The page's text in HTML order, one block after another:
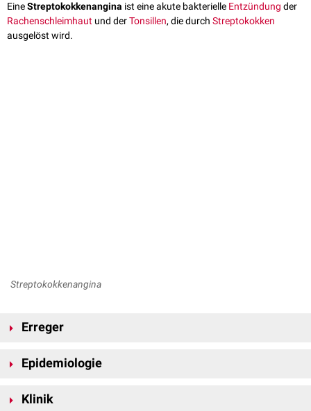
EineStreptokokkenangina ist eine akute bakterielle Entzündung der
Rachenschleimhaut und derTonsillen, die durch Streptokokken
ausgelöst wird.
Streptokokkenangina
Erreger
hämolysierenden Streptokokken der Gruppe A gehört. Die Übertragung
respiratorischen Sekreten
Epidemiologie
tritt die Streptokokkenangina bevorzugt in den Winter- und
Klinik